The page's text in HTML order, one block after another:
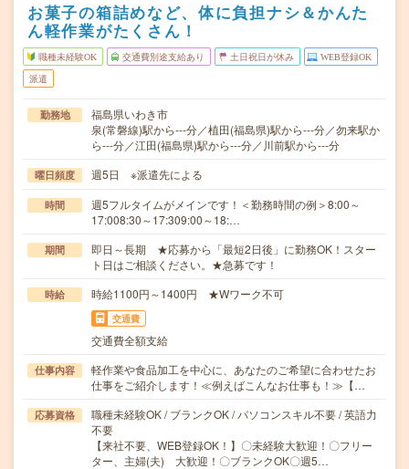
お菓子の箱詰めなど、体に負担ナシ＆かんた
ん軽作業がたくさん！
職種未経験OK 交通費別途支給あり 土日祝日が休み WEB登録OK
派遣
勤務地
福島県いわき市
泉(常磐線)駅から---分／植田(福島県)駅から---分／勿来駅か
ら---分／江田(福島県)駅から---分／川前駅から---分
曜日頻度 週5日 ※派遣先による
時間
週5フルタイムがメインです！＜勤務時間の例＞8:00～
17:008:30～17:309:00～18:…
期間
即日～長期 ★応募から「最短2日後」に勤務OK！スター
ト日はご相談ください。★急募です！
時給 時給1100円～1400円 ★Wワーク不可
交通費
交通費全額支給
仕事内容
軽作業や食品加工を中心に、あなたのご希望に合わせたお
仕事をご紹介します！≪例えばこんなお仕事も！≫【…
応募資格
職種未経験OK / ブランクOK / パソコンスキル不要 / 英語力
不要
【来社不要、WEB登録OK！】〇未経験大歓迎！〇フリー
ター、主婦(夫) 大歓迎！〇ブランクOK〇週5…